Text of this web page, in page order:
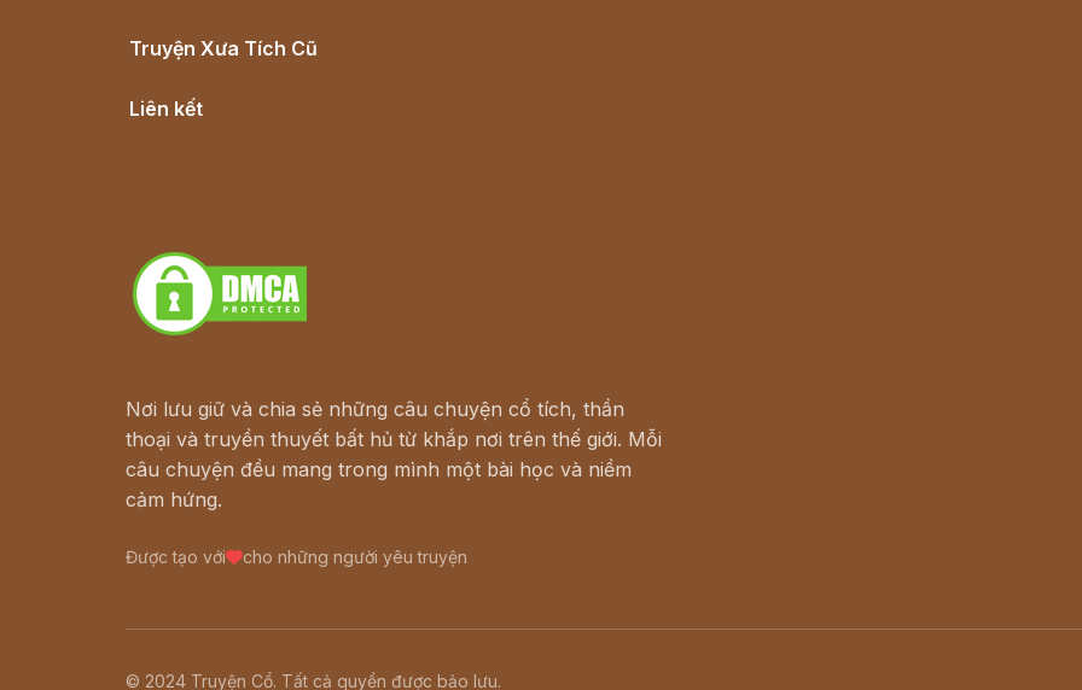
Truyện Xưa Tích Cũ
Liên kết
Nơi lưu giữ và chia sẻ những câu chuyện cổ tích, thần
thoại và truyền thuyết bất hủ từ khắp nơi trên thế giới. Mỗi
câu chuyện đều mang trong mình một bài học và niềm
cảm hứng.
Được tạo với cho những người yêu truyện
© 2024 Truyện Cổ. Tất cả quyền được bảo lưu.